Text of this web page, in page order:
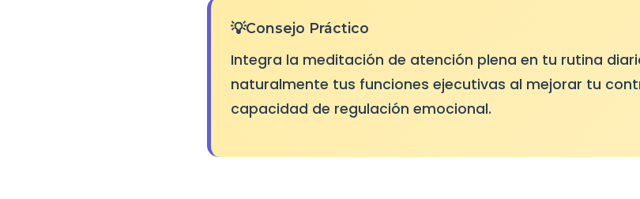
Consejo Práctico
Integra la meditación de atención plena en tu rutina
naturalmente tus funciones ejecutivas al mejorar tu
capacidad de regulación emocional.